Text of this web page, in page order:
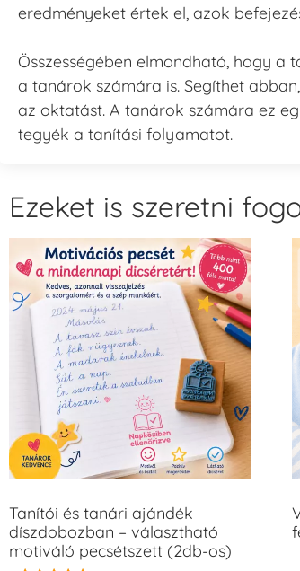
eredményeket értek el, azok
Összességében elmondható, hogy a
a tanárok számára is. Segíthet
az oktatást. A tanárok számára ez
tegyék a tanítási folyamatot.
Ezeket is szeretni
Tanítói és tanári ajándék
díszdobozban – választható
motiváló pecsétszett (2db-os)